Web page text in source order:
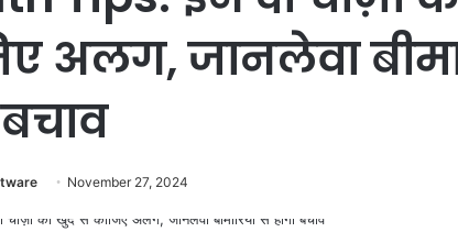
अलग, जानलेवा
November 27, 2024